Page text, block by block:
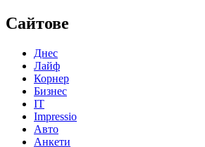
Сайтове
Днес
Лайф
Корнер
Бизнес
IT
Impressio
Авто
Анкети